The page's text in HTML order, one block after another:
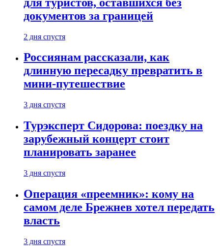
документов за границей
2 дня спустя
Россиянам рассказали, как
длинную пересадку превратить в
мини-путешествие
3 дня спустя
Турэксперт Сидорова: поездку на
зарубежный концерт стоит
планировать заранее
3 дня спустя
Операция «преемник»: кому на
самом деле Брежнев хотел передать
власть
3 дня спустя